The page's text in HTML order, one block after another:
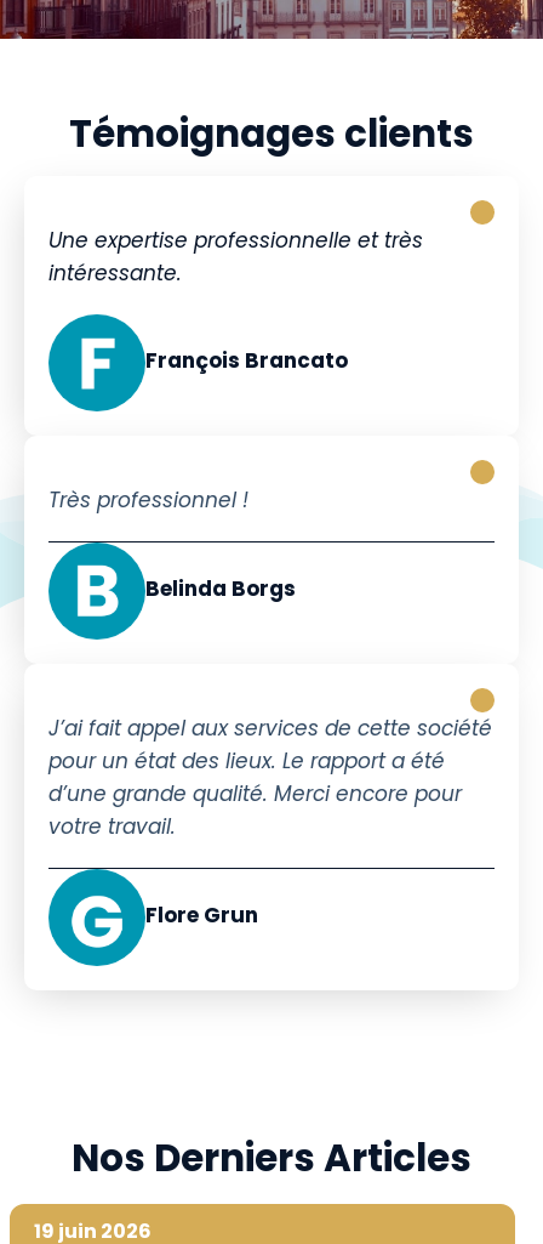
Témoignages clients
Une expertise professionnelle et très
intéressante.
François Brancato
Très professionnel !
Belinda Borgs
J’ai fait appel aux services de cette société
pour un état des lieux. Le rapport a été
d’une grande qualité. Merci encore pour
votre travail.
Flore Grun
Nos Derniers Articles
19 juin 2026